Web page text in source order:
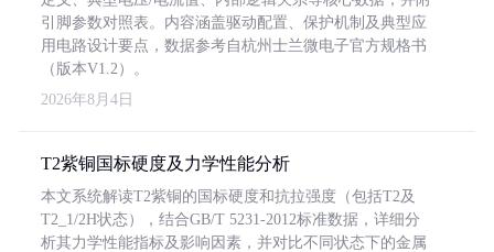
引脚参数对照表。内容涵盖驱动配置、保护机制及典型应
用电路设计要点，数据参考自杭州士兰微电子官方规格书
（版本V1.2）。
2026年8月4日
T2紫铜国标硬度及力学性能分析
本文系统解读T2紫铜的国标硬度和抗拉强度（包括T2及
T2_1/2H状态），结合GB/T 5231-2012标准数据，详细分
析其力学性能指标及影响因素，并对比不同状态下的金属